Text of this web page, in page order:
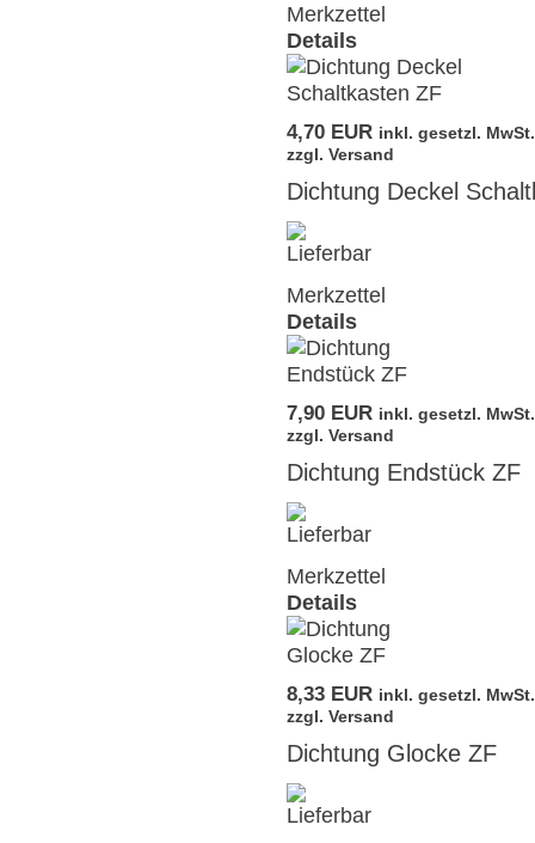
Merkzettel
Details
4,70 EUR inkl. gesetzl. MwSt.
zzgl. Versand
Dichtung Deckel
Merkzettel
Details
7,90 EUR inkl. gesetzl. MwSt.
zzgl. Versand
Dichtung Endstück ZF
Merkzettel
Details
8,33 EUR inkl. gesetzl. MwSt.
zzgl. Versand
Dichtung Glocke ZF